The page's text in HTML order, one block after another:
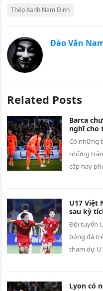
Thép Xanh Nam Định
Đào Văn
Related Posts
Barca
nghĩ cho
Có những
những
cấp hay
U17 Việt
sau kỳ
Đội tuyển
bóng đá
tham dự
Lyon có